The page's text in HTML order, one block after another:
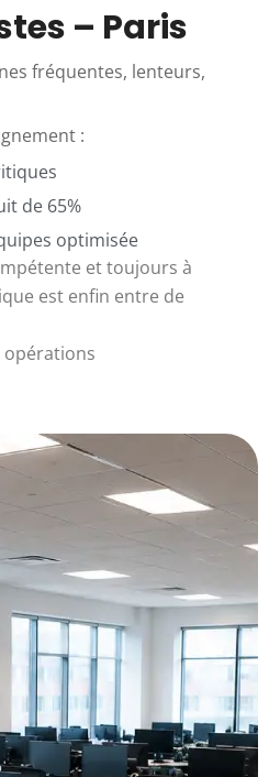
– Paris
fréquentes, lenteurs,
:
de 65%
optimisée
et toujours à
est enfin entre de
opérations